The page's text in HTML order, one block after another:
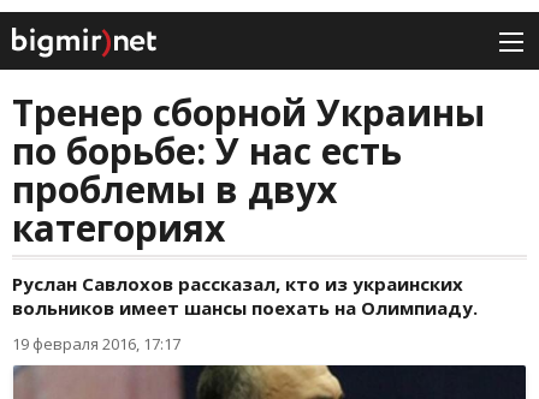
Тренер сборной Украины
по борьбе: У нас есть
проблемы в двух
категориях
Руслан Савлохов рассказал, кто из украинских
вольников имеет шансы поехать на Олимпиаду.
19 февраля 2016, 17:17